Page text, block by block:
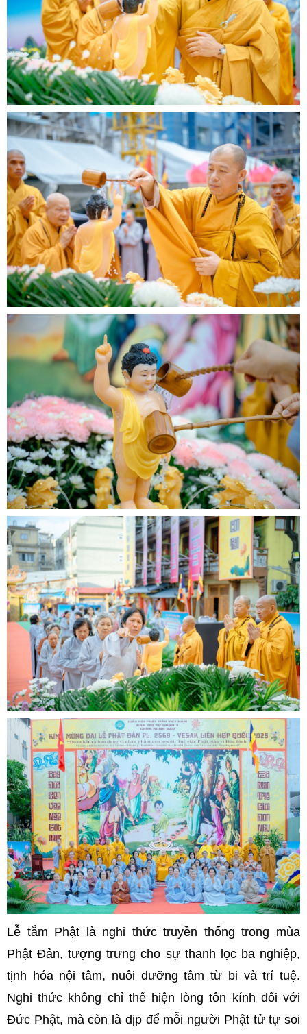
Lễ tắm Phật là nghi thức truyền thống trong mùa
Phật Đản, tượng trưng cho sự thanh lọc ba nghiệp,
tịnh hóa nội tâm, nuôi dưỡng tâm từ bi và trí tuệ.
Nghi thức không chỉ thể hiện lòng tôn kính đối với
Đức Phật, mà còn là dịp để mỗi người Phật tử tự soi